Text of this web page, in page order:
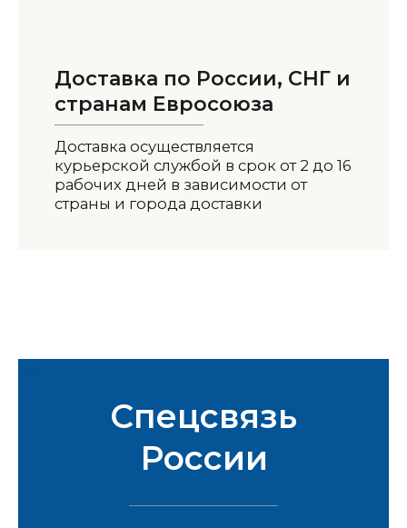
Доставка по России, СНГ и
странам Евросоюза
Доставка осуществляется
курьерской службой в срок от 2 до 16
рабочих дней в зависимости от
страны и города доставки
Спецсвязь
России